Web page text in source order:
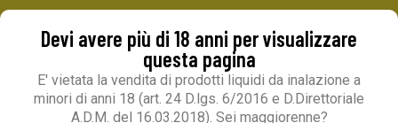
Devi avere più di 18 anni per visualizzare
questa pagina
E' vietata la vendita di prodotti liquidi da inalazione a
minori di anni 18 (art. 24 D.lgs. 6/2016 e D.Direttoriale
A.D.M. del 16.03.2018). Sei maggiorenne?
CONTATTACI
+39 049 9730170